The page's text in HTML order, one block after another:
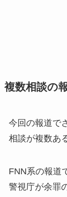
複数相談の
今回の報道で
相談が複数あ
FNN系の報道
警視庁が余罪